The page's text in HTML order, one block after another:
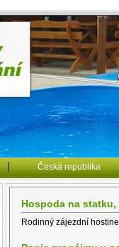
Česká republika
Hospoda na
Rodinný zájezdní